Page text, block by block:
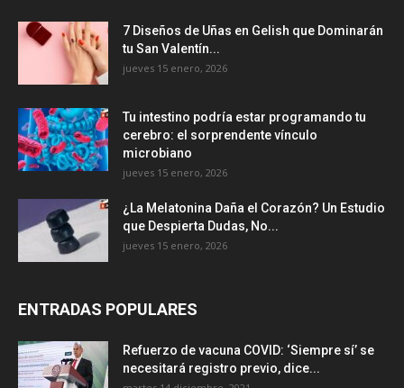
7 Diseños de Uñas en Gelish que Dominarán
tu San Valentín...
jueves 15 enero, 2026
Tu intestino podría estar programando tu
cerebro: el sorprendente vínculo
microbiano
jueves 15 enero, 2026
¿La Melatonina Daña el Corazón? Un Estudio
que Despierta Dudas, No...
jueves 15 enero, 2026
ENTRADAS POPULARES
Refuerzo de vacuna COVID: ‘Siempre sí’ se
necesitará registro previo, dice...